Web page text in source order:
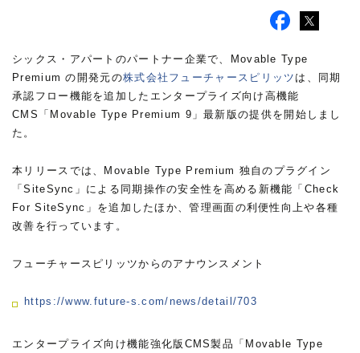
シックス・アパートのパートナー企業で、Movable Type
Premium の開発元の株式会社フューチャースピリッツ は、同期
承認フロー機能を追加したエンタープライズ向け高機能
CMS「Movable Type Premium 9」最新版の提供を開始しまし
た。
本リリースでは、Movable Type Premium 独自のプラグイン
「SiteSync」による同期操作の安全性を高める新機能「Check
For SiteSync」を追加したほか、管理画面の利便性向上や各種
改善を行っています。
フューチャースピリッツからのアナウンスメント
https://www.future-s.com/news/detail/703
エンタープライズ向け機能強化版CMS製品「Movable Type